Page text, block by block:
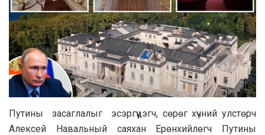
Путины засаглалыг эсэргүүцэгч, сөрөг хүчний улстөрч
Алексей Навальный саяхан Ерөнхийлөгч Путины